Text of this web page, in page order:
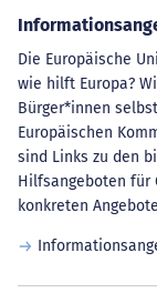
Die Europäische
wie hilft Europa?
Bürger*innen
Europäischen
sind Links zu den
Hilfsangeboten für
konkreten